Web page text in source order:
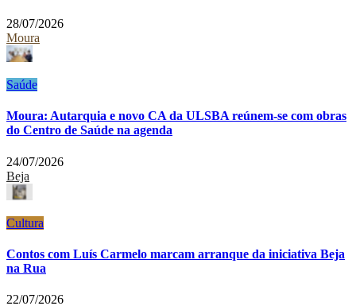
28/07/2026
Moura
Saúde
Moura: Autarquia e novo CA da ULSBA reúnem-se com obras
do Centro de Saúde na agenda
24/07/2026
Beja
Cultura
Contos com Luís Carmelo marcam arranque da iniciativa Beja
na Rua
22/07/2026